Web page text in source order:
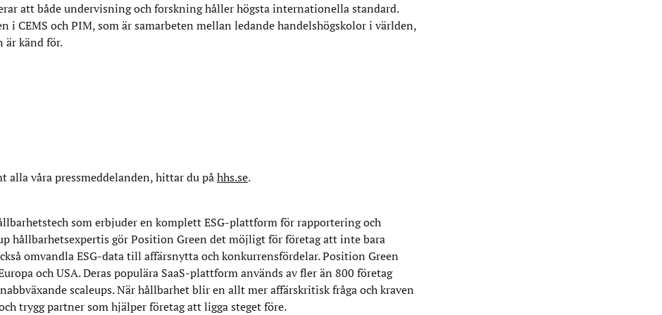
att både undervisning och forskning håller högsta internationella standard.
i CEMS och PIM, som är samarbeten mellan ledande handelshögskolor i världen,
är känd för.​
våra pressmeddelanden, hittar du påhhs.se.
som erbjuder en komplett ESG-plattform för rapportering och
hållbarhetsexpertis gör Position Green det möjligt för företag att inte bara
omvandla ESG-data till affärsnytta och konkurrensfördelar. Position Green
och USA. Deras populära SaaS-plattform används av fler än 800 företag
scaleups. När hållbarhet blir en allt mer affärskritisk fråga och kraven
trygg partner som hjälper företag att ligga steget före.